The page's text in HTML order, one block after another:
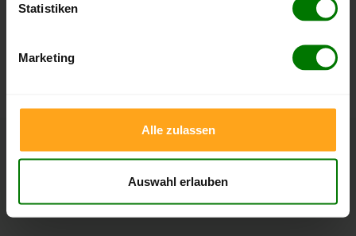
Statistiken
Marketing
Alle zulassen
Auswahl erlauben
Liefergebietes verfügbar und es muss nicht jede Postleitzahl im
Bundesland beliefert werden!
Holzpellets Sackware von Brennholz-
Gmeiner Gbr